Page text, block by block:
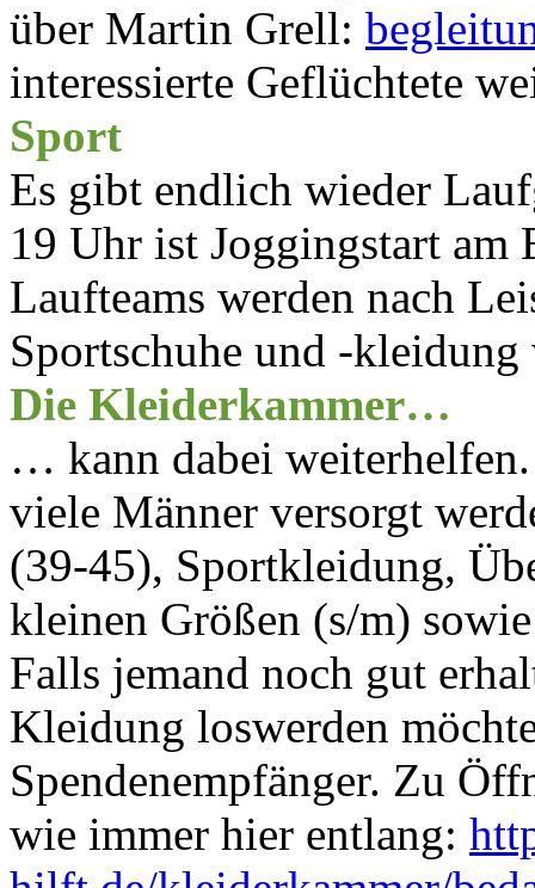
über Martin Grell:
interessierte Geflüchtete
Sport
Es gibt endlich wieder
19 Uhr ist Joggingstart
Laufteams werden nach
Sportschuhe und -
Die Kleiderkammer…
… kann dabei weiterhelfen.
viele Männer versorgt
(39-45), Sportkleidung,
kleinen Größen (s/m)
Falls jemand noch gut
Kleidung loswerden
Spendenempfänger. Zu
wie immer hier entlang: